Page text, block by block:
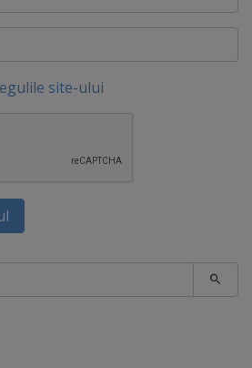
site-ului